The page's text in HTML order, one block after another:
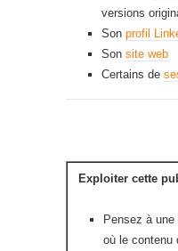
versions
Son profil
Son site web
Certains de
Exploiter cette
Pensez à
où le contenu